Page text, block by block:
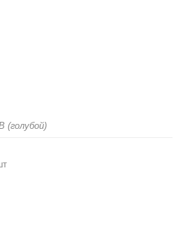
(голубой)